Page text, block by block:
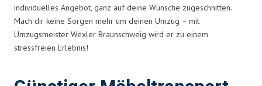
individuelles Angebot, ganz auf deine Wünsche zugeschnitten.
Mach dir keine Sorgen mehr um deinen Umzug – mit
Umzugsmeister Wexler Braunschweig wird er zu einem
stressfreien Erlebnis!